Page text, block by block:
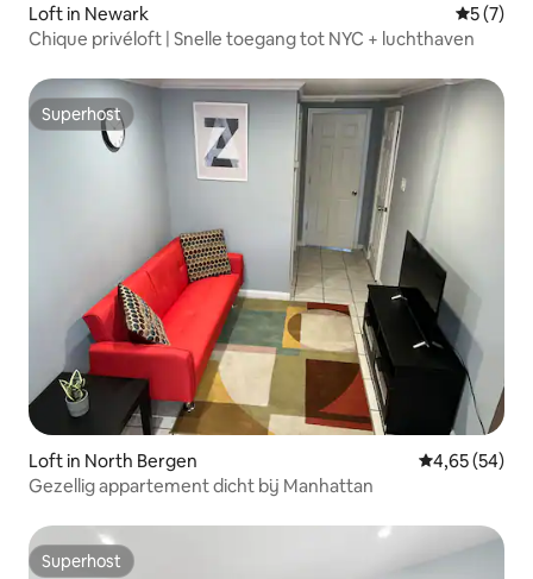
Loft in Newark
5 (7)
Chique privéloft | Snelle toegang tot NYC + luchthaven
Superhost
Superhost
Loft in North Bergen Gemiddelde
4,65 (54)
Gezellig appartement dicht bij Manhattan
Superhost
Superhost